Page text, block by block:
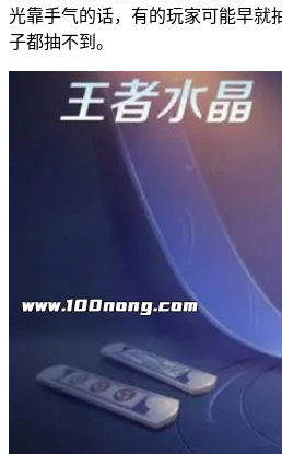
光靠手气的话，有的玩家可能早就
子都抽不到。